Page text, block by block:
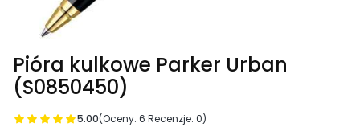
Pióra kulkowe Parker Urban
(S0850450)
5.00(Oceny: 6 Recenzje: 0)